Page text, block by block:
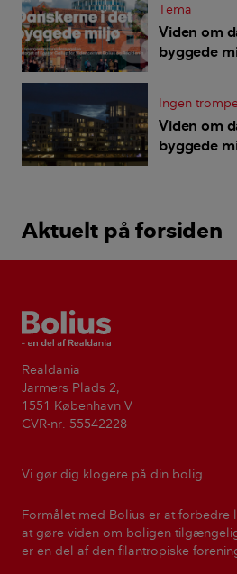
Tema
Viden om
byggede
Ingen
Viden om
byggede
Aktuelt på forsiden
Bolius
Realdania
Jarmers Plads 2,
1551 København V
CVR-nr. 55542228
Vi gør dig klogere på din bolig
Formålet med Bolius er at forbedre
at gøre viden om boligen
er en del af den filantropiske